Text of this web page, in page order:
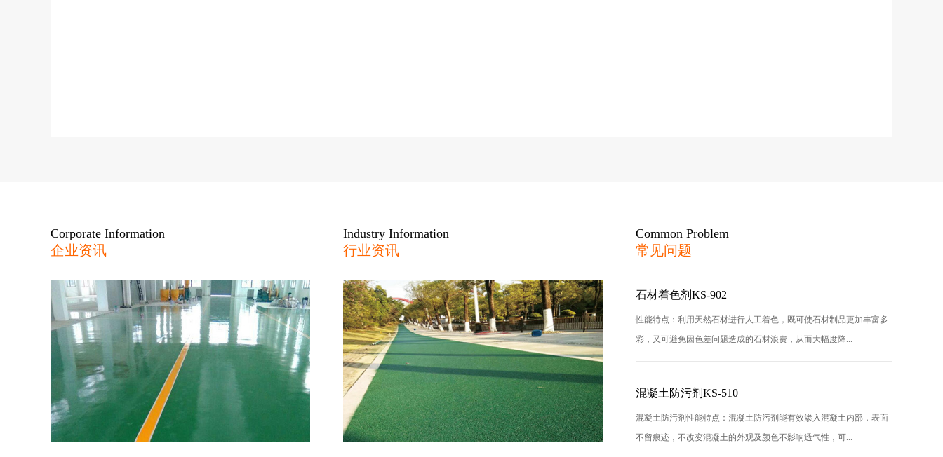
Corporate Information
企业资讯
Industry Information
行业资讯
Common Problem
常见问题
石材着色剂KS-902
性能特点：利用天然石材进行人工着色，既可使石材制品更加丰富多
彩，又可避免因色差问题造成的石材浪费，从而大幅度降...
混凝土防污剂KS-510
混凝土防污剂性能特点：混凝土防污剂能有效渗入混凝土内部，表面
不留痕迹，不改变混凝土的外观及颜色不影响透气性，可...